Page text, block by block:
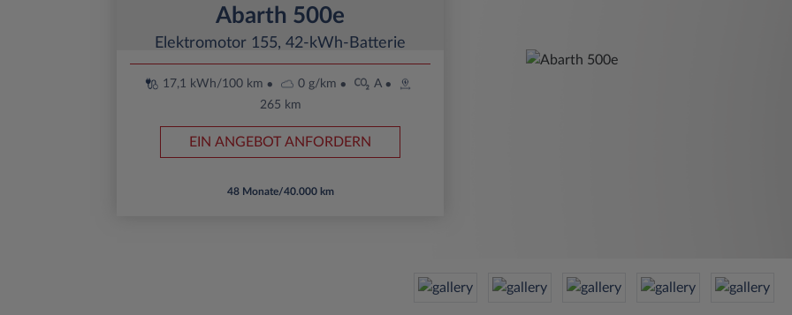
Abarth 500e
Elektromotor 155, 42-kWh-Batterie
17,1 kWh/100 km 0 g/km
A
265 km
EIN ANGEBOT ANFORDERN
48 Monate/40.000 km